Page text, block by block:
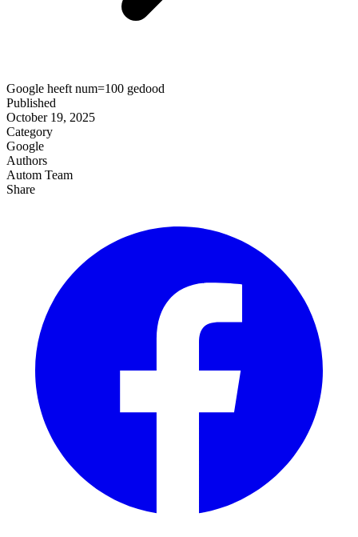
Google heeft num=100 gedood
Published
October 19, 2025
Category
Google
Authors
Autom Team
Share